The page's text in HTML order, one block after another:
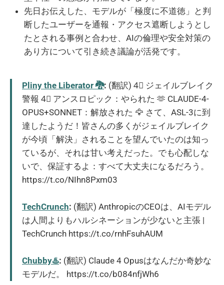
先日お伝えした、モデルが「極度に不道徳」と判
断したユーザーを通報・アクセス遮断しようとし
たとされる事例と合わせ、AIの倫理や安全対策の
あり方について引き続き議論が活発です。
Pliny the Liberator 🐉󠅫󠄼󠄿󠅆󠄵󠄐󠅀󠄼󠄹󠄾󠅉󠅭: (翻訳) 4⃣ ジェイルブレイク
警報 4⃣ アンスロピック：やられた 🫶 CLAUDE-4-
OPUS+SONNET：解放された 🦅 さて、ASL-3に到
達したようだ！皆さんの多くがジェイルブレイク
が今頃「解決」されることを望んでいたのは知っ
ているが、それは甘い考えだった。でも心配しな
いで、保証するよ：すべて大丈夫になるだろう。
https://t.co/NIhn8Pxm03
TechCrunch: (翻訳) AnthropicのCEOは、AIモデル
は人間よりもハルシネーションが少ないと主張 |
TechCrunch https://t.co/rnhFsuhAUM
Chubby♨️: (翻訳) Claude 4 Opusはなんだか奇妙な
モデルだ。 https://t.co/b084nfjWh6